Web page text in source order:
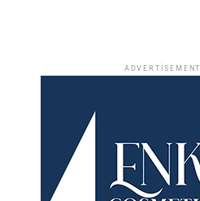
ADVERTISEMENT